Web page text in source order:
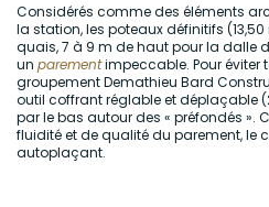
Considérés comme des éléments
la station, les poteaux définitifs
quais, 7 à 9 m de haut pour la dalle
un parementimpeccable. Pour éviter
groupement Demathieu Bard
outil coffrant réglable et déplaçable
par le bas autour des « préfondés ».
fluidité et de qualité du parement, le
autoplaçant.